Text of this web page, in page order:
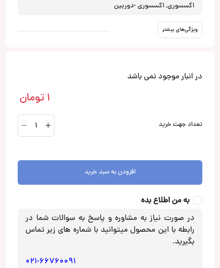
اکسسوری, اکسسوری -دوربین
ویژگی‌های بیشتر
در انبار موجود نمی باشد
1 تومان
تعداد جهت خرید
DRV-
330
افزودن به سبد خرید
به من اطلاع بده
در صورت نیاز به مشاوره و پاسخ به سوالات شما در
رابطه با این محصول میتوانید با شماره های زیر تماس
بگیرید.
021-66760091